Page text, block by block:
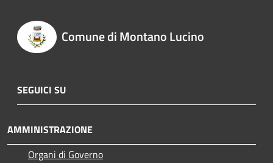
Comune di Montano Lucino
SEGUICI SU
AMMINISTRAZIONE
Organi di Governo